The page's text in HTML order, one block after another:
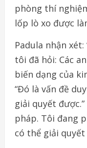
phòng thí
lốp lò xo được
Padula nhận
tôi đã hỏi: Các
biến dạng của
“Đó là vấn đề
giải quyết
pháp. Tôi đang
có thể giải quyết